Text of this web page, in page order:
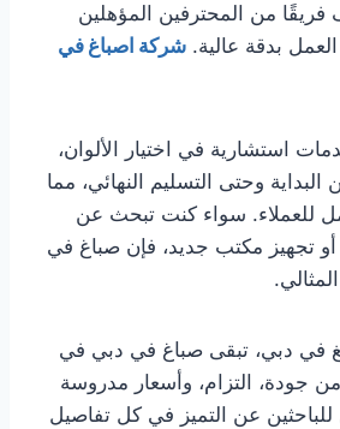
فريقًا من المحترفين المؤهلين
بدقة عالية. شركة اصباغ في
استشارية في اختيار الألوان،
وحتى التسليم النهائي، مما
للعملاء. سواء كنت تبحث عن
تجهيز مكتب جديد، فإن صباغ في
في دبي، تبقى صباغ في دبي في
جودة، التزام، وأسعار مدروسة
للباحثين عن التميز في كل تفاصيل